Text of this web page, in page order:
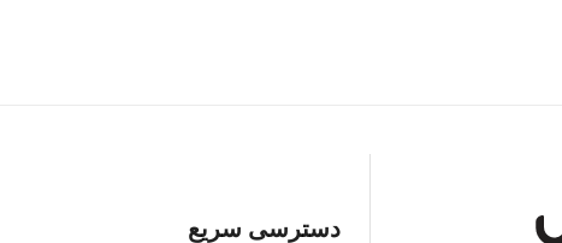
دسترسی سریع